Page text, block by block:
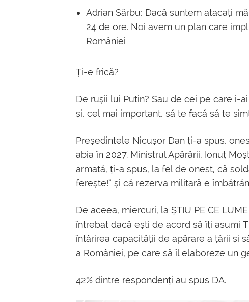
Adrian Sârbu: Dacă suntem atacați
24 de ore. Noi avem un plan care
României
Ți-e frică?
De rușii lui Putin? Sau de cei pe care i-
și, cel mai important, să te facă să te
Președintele Nicușor Dan ți-a spus,
abia în 2027. Ministrul Apărării, Ionuț
armată, ți-a spus, la fel de onest, că
ferește!” și că rezerva militară e
De aceea, miercuri, la ȘTIU PE CE
întrebat dacă ești de acord să îți asumi
întărirea capacității de apărare a țării și
a României, pe care să îl elaboreze un
42% dintre respondenți au spus DA.